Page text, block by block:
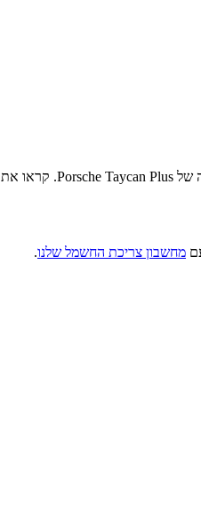
של Porsche Taycan Plus. קראו את
מחשבון צריכת החשמל שלנו.